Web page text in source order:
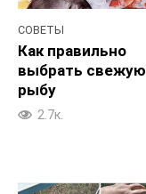
СОВЕТЫ
Как правильно
выбрать свежую
рыбу
2.7к.